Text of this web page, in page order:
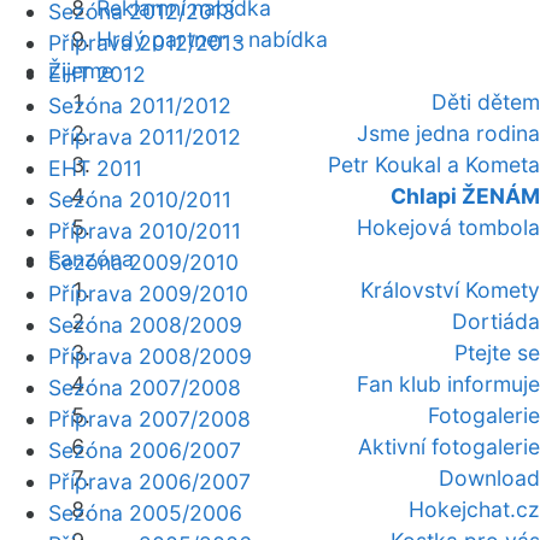
Reklamní nabídka
Hrdý partner - nabídka
Žijeme
Děti dětem
Jsme jedna rodina
Petr Koukal a Kometa
Chlapi ŽENÁM
Hokejová tombola
Fanzóna
Království Komety
Dortiáda
Ptejte se
Fan klub informuje
Fotogalerie
Aktivní fotogalerie
Download
Hokejchat.cz
Sezóna 2012/2013
Příprava 2012/2013
EHT 2012
Sezóna 2011/2012
Příprava 2011/2012
EHT 2011
Sezóna 2010/2011
Příprava 2010/2011
Sezóna 2009/2010
Příprava 2009/2010
Sezóna 2008/2009
Příprava 2008/2009
Sezóna 2007/2008
Příprava 2007/2008
Sezóna 2006/2007
Příprava 2006/2007
Sezóna 2005/2006